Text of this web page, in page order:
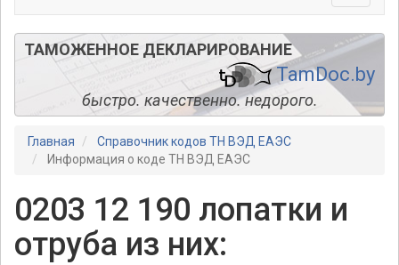
ТАМОЖЕННОЕ ДЕКЛАРИРОВАНИЕ
TamDoc.by
быстро. качественно. недорого.
Главная
Справочник кодов ТН ВЭД ЕАЭС
Информация о коде ТН ВЭД ЕАЭС
0203 12 190 лопатки и
отруба из них: